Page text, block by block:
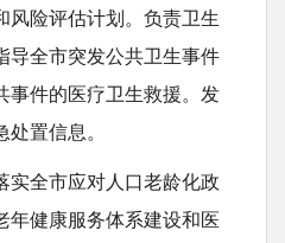
风险评估计划。负责卫生
导全市突发公共卫生事件
事件的医疗卫生救援。发
置信息。
实全市应对人口老龄化政
年健康服务体系建设和医